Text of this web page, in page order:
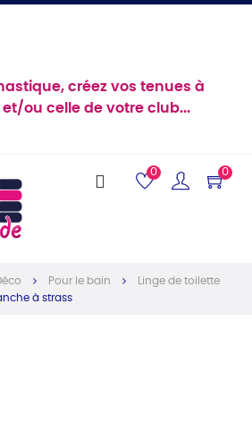
créez vos tenues à
ou celle de votre club...
0 0
Pour le bain
Linge de toilette
à strass